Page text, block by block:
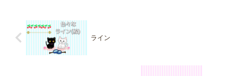
ライン